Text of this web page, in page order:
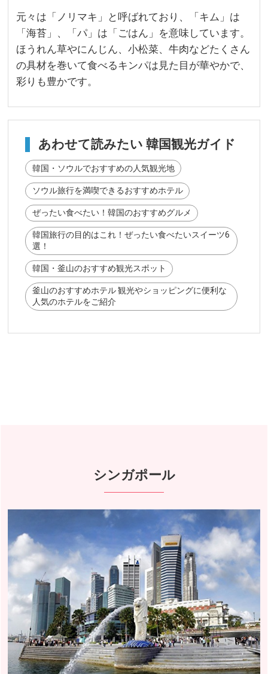
元々は「ノリマキ」と呼ばれており、「キム」は
「海苔」、「パ」は「ごはん」を意味しています。
ほうれん草やにんじん、小松菜、牛肉などたくさん
の具材を巻いて食べるキンパは見た目が華やかで、
彩りも豊かです。
あわせて読みたい 韓国観光ガイド
韓国・ソウルでおすすめの人気観光地
ソウル旅行を満喫できるおすすめホテル
ぜったい食べたい！韓国のおすすめグルメ
韓国旅行の目的はこれ！ぜったい食べたいスイーツ6
選！
韓国・釜山のおすすめ観光スポット
釜山のおすすめホテル 観光やショッピングに便利な
人気のホテルをご紹介
シンガポール